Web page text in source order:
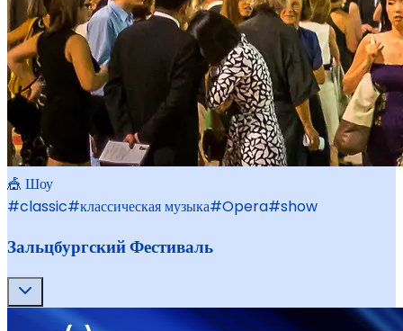
🎪 Шоу
#classic#классическая музыка#Opera#show
Зальцбургский Фестиваль